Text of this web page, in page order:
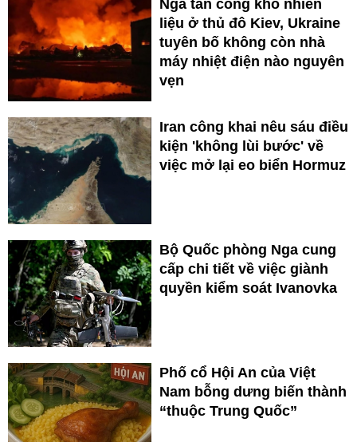
Nga tấn công kho nhiên
liệu ở thủ đô Kiev, Ukraine
tuyên bố không còn nhà
máy nhiệt điện nào nguyên
vẹn
Iran công khai nêu sáu điều
kiện 'không lùi bước' về
việc mở lại eo biển Hormuz
Bộ Quốc phòng Nga cung
cấp chi tiết về việc giành
quyền kiểm soát Ivanovka
Phố cổ Hội An của Việt
Nam bỗng dưng biến thành
“thuộc Trung Quốc”